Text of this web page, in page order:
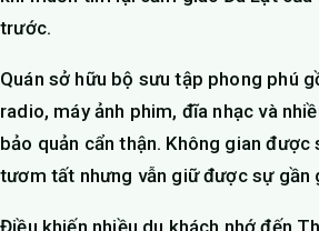
trước.
Quán sở hữu bộ sưu tập phong phú
radio, máy ảnh phim, đĩa nhạc và
bảo quản cẩn thận. Không gian được
tươm tất nhưng vẫn giữ được sự gần